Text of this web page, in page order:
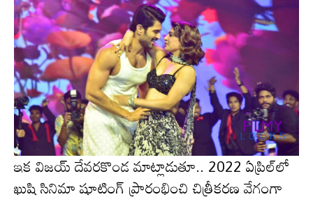
ఇక విజ‌య్ దేవ‌ర‌కొండ మాట్లాడుతూ.. 2022 ఏప్రిల్‌లో
ఖుషి సినిమా షూటింగ్ ప్రారంభించి చిత్రీక‌ర‌ణ వేగంగా